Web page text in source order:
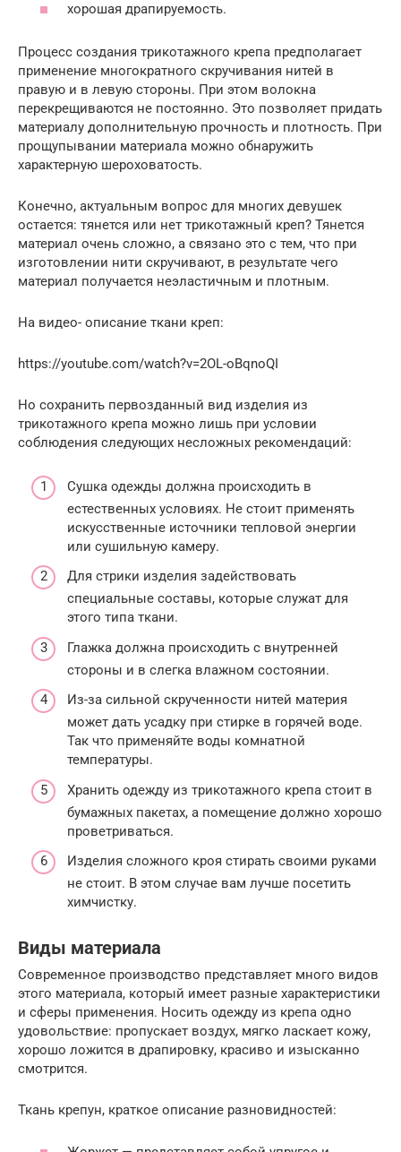
хорошая драпируемость.
Процесс создания трикотажного крепа предполагает
применение многократного скручивания нитей в
правую и в левую стороны. При этом волокна
перекрещиваются не постоянно. Это позволяет придать
материалу дополнительную прочность и плотность. При
прощупывании материала можно обнаружить
характерную шероховатость.
Конечно, актуальным вопрос для многих девушек
остается: тянется или нет трикотажный креп? Тянется
материал очень сложно, а связано это с тем, что при
изготовлении нити скручивают, в результате чего
материал получается неэластичным и плотным.
На видео- описание ткани креп:
https://youtube.com/watch?v=2OL-oBqnoQI
Но сохранить первозданный вид изделия из
трикотажного крепа можно лишь при условии
соблюдения следующих несложных рекомендаций:
Сушка одежды должна происходить в
естественных условиях. Не стоит применять
искусственные источники тепловой энергии
или сушильную камеру.
Для стрики изделия задействовать
специальные составы, которые служат для
этого типа ткани.
Глажка должна происходить с внутренней
стороны и в слегка влажном состоянии.
Из-за сильной скрученности нитей материя
может дать усадку при стирке в горячей воде.
Так что применяйте воды комнатной
температуры.
Хранить одежду из трикотажного крепа стоит в
бумажных пакетах, а помещение должно хорошо
проветриваться.
Изделия сложного кроя стирать своими руками
не стоит. В этом случае вам лучше посетить
химчистку.
Виды материала
Современное производство представляет много видов
этого материала, который имеет разные характеристики
и сферы применения. Носить одежду из крепа одно
удовольствие: пропускает воздух, мягко ласкает кожу,
хорошо ложится в драпировку, красиво и изысканно
смотрится.
Ткань крепун, краткое описание разновидностей: